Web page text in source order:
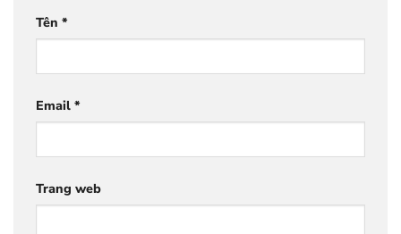
Tên *
Email *
Trang web